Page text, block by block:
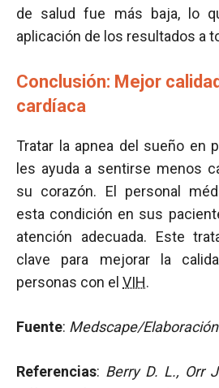
de salud fue más baja, lo
aplicación de los resultados a
Conclusión: Mejor
cardíaca
Tratar la apnea del sueño en
les ayuda a sentirse menos
su corazón. El personal
esta condición en sus
atención adecuada. Este
clave para mejorar la
personas con el VIH.
Fuente: Medscape/
Referencias: Berry D. L., Orr